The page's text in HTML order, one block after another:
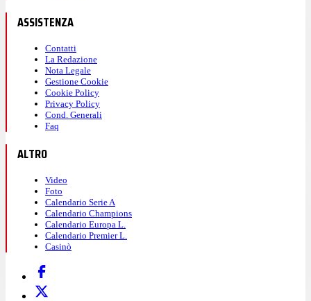
ASSISTENZA
Contatti
La Redazione
Nota Legale
Gestione Cookie
Cookie Policy
Privacy Policy
Cond. Generali
Faq
ALTRO
Video
Foto
Calendario Serie A
Calendario Champions
Calendario Europa L.
Calendario Premier L.
Casinò